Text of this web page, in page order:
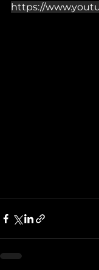
https://